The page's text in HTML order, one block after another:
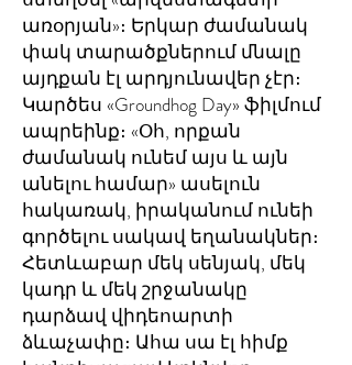
առօրյան»։ Երկար ժամանակ
փակ տարածքներում մնալը
այդքան էլ արդյունավեր չէր։
Կարծես «Groundhog Day» ֆիլմում
ապրեինք։ «Օհ, որքան
ժամանակ ունեմ այս և այն
անելու համար» ասելուն
հակառակ, իրականում ունեի
գործելու սակավ եղանակներ։
Հետևաբար մեկ սենյակ, մեկ
կադր և մեկ շրջանակը
դարձավ վիդեոարտի
ձևաչափը։ Ահա սա էլ հիմք